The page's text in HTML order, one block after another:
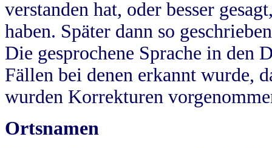
verstanden hat, oder besser
haben. Später dann so
Die gesprochene Sprache in
Fällen bei denen erkannt wurde,
wurden Korrekturen
Ortsnamen